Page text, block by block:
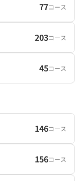
77コース
203コース
45コース
146コース
156コース